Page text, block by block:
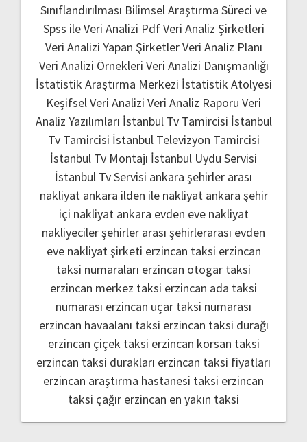
Sınıflandırılması Bilimsel Araştırma Süreci ve
Spss ile Veri Analizi PdfVeri Analiz Şirketleri
Veri Analizi Yapan ŞirketlerVeri Analiz Planı
Veri Analizi Örnekleri Veri Analizi Danışmanlığı
İstatistik Araştırma Merkezi İstatistik Atolyesi
Keşifsel Veri Analizi Veri Analiz Raporu Veri
Analiz Yazılımları İstanbul Tv Tamircisi İstanbul
Tv Tamircisi İstanbul Televizyon Tamircisi
İstanbul Tv Montajı İstanbul Uydu Servisi
İstanbul Tv Servisi ankara şehirler arası
nakliyat ankara ilden ile nakliyat ankara şehir
içi nakliyat ankara evden eve nakliyat
nakliyeciler şehirler arası şehirlerarası evden
eve nakliyat şirketi erzincan taksi erzincan
taksi numaraları erzincan otogar taksi
erzincan merkez taksi erzincan ada taksi
numarası erzincan uçar taksi numarası
erzincan havaalanı taksi erzincan taksi durağı
erzincan çiçek taksi erzincan korsan taksi
erzincan taksi durakları erzincan taksi fiyatları
erzincan araştırma hastanesi taksi erzincan
taksi çağır erzincan en yakın taksi